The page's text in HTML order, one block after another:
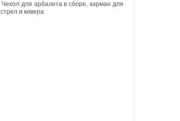
Чехол для арбалета в сборе, карман для
стрел и кивера